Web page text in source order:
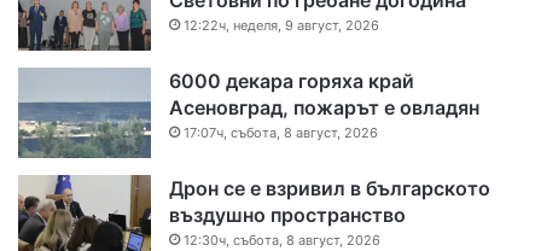
12:22ч, неделя, 9 август, 2026
6000 декара горяха край
Асеновград, пожарът е овладян
17:07ч, събота, 8 август, 2026
Дрон се е взривил в българското
въздушно пространство
12:30ч, събота, 8 август, 2026